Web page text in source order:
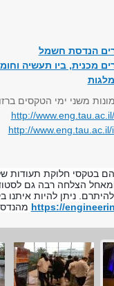
הנדסת חשמל
מכנית, ביו תעשיה
משני ימי הטקסים
http://
http://
הצלחה רבה גם
ניתן להיות איתנו
https://